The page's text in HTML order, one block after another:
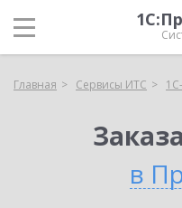
Главная Сервисы ИТС
в